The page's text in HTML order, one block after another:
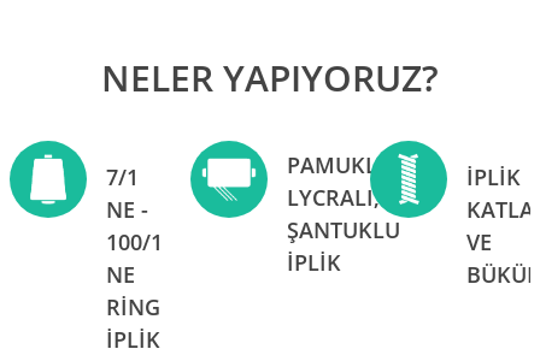
NELER YAPIYORUZ?
7/1
NE -
100/1
NE
RİNG
İPLİK
PAMUKLU,
LYCRALI,
ŞANTUKLU
İPLİK
İPLİK
VE